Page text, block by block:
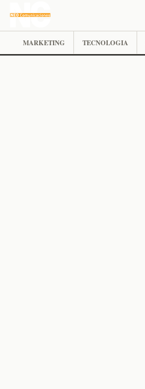
MARKETING TECNOLOGIA